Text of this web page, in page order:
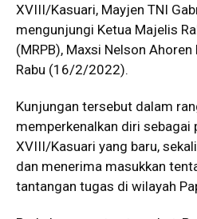
XVIII/Kasuari, Mayjen TNI
mengunjungi Ketua Majelis
(MRPB), Maxsi Nelson
Rabu (16/2/2022).
Kunjungan tersebut dalam
memperkenalkan diri sebagai
XVIII/Kasuari yang baru,
dan menerima masukkan
tantangan tugas di wilayah